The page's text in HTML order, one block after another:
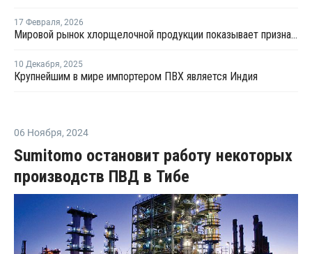
17 Февраля, 2026
Мировой рынок хлорщелочной продукции показывает признаки восстановления
10 Декабря, 2025
Крупнейшим в мире импортером ПВХ является Индия
06 Ноября, 2024
Sumitomo остановит работу некоторых
производств ПВД в Тибе